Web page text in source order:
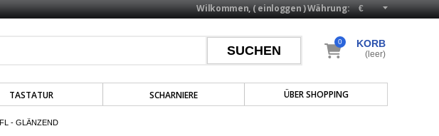
Währung:
Wilkommen, (einloggen)
TASTATUR SCHARNIERE ÜBER SHOPPING
KORB
0
(leer)
- GLÄNZEND